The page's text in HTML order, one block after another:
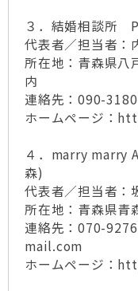
３．結婚相談所
代表者／担当者
所在地：青森県
内
連絡先：090-
ホームページ：
４．marry marry
森)
代表者／担当者
所在地：青森県青
連絡先：070-
mail.com
ホームページ：